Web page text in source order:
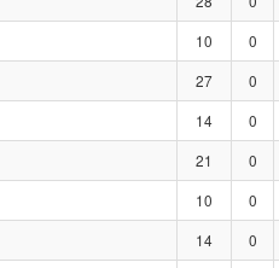
10 0
27 0
14 0
21 0
10 0
14 0